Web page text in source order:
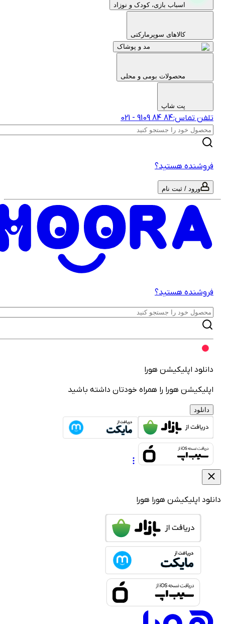
اسباب بازی، کودک و نوزاد
کالاهای سوپرمارکتی
مد و پوشاک
محصولات بومی و محلی
پت شاپ
تماس: 021-‎9109‎ ‎84‎ ‎84‎
هستید؟
ورود / ثبت نام
هستید؟
اپلیکیشن هورا
هورا را همراه خودتان داشته باشید
دانلود
اپلیکیشن هوراهورا